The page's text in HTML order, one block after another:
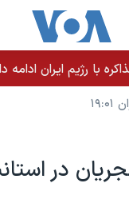
ادامه دارد؛ آمریکا
در